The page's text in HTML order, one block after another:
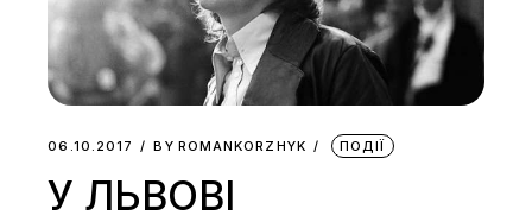
06.10.2017 BY ROMANKORZHYK ПОДІЇ
У ЛЬВОВІ